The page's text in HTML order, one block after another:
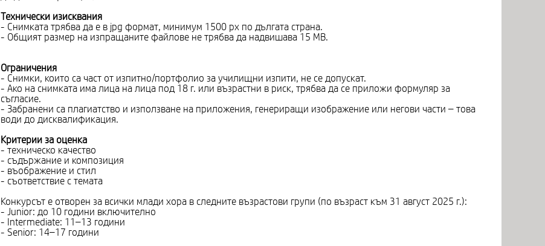
Технически изисквания
- Снимката трябва да е в jpg формат, минимум 1500 px по дългата страна.
- Общият размер на изпращаните файлове не трябва да надвишава 15 MB.
Ограничения
- Снимки, които са част от изпитно/портфолио за училищни изпити, не се допускат.
- Ако на снимката има лица на лица под 18 г. или възрастни в риск, трябва да се приложи формуляр за
съгласие.
- Забранени са плагиатство и използване на приложения, генериращи изображение или негови части – това
води до дисквалификация.
Критерии за оценка
- техническо качество
- съдържание и композиция
- въображение и стил
- съответствие с темата
Конкурсът е отворен за всички млади хора в следните възрастови групи (по възраст към 31 август 2025 г.):
- Junior: до 10 години включително
- Intermediate: 11–13 години
- Senior: 14–17 години